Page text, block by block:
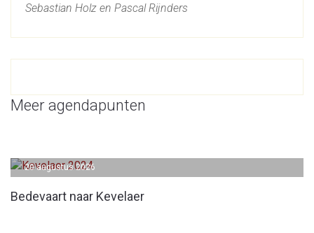
Sebastian Holz en Pascal Rijnders
Meer agendapunten
Bedevaart naar Kevelaer
20 augustus 2026